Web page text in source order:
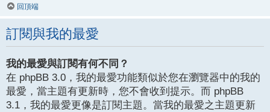
回頂端
訂閱與我的最愛
我的最愛與訂閱有何不同？
在 phpBB 3.0，我的最愛功能類似於您在瀏覽器中的我的
最愛，當主題有更新時，您不會收到提示。而 phpBB
3.1，我的最愛更像是訂閱主題。當我的最愛之主題更新